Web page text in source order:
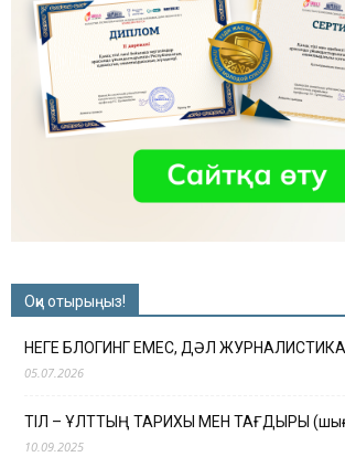
Оқи отырыңыз!
НЕГЕ БЛОГИНГ ЕМЕС, ДӘЛ
05.07.2026
ТІЛ – ҰЛТТЫҢ ТАРИХЫ МЕН ТАҒДЫРЫ
10.09.2025